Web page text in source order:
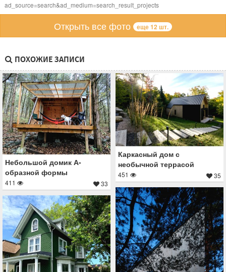
ad_source=search&ad_medium=search_result_projects
Открыть все фото еще 12 шт.
ПОХОЖИЕ ЗАПИСИ
Небольшой домик А-
образной формы
411 33
Каркасный дом с
необычной террасой
451 35